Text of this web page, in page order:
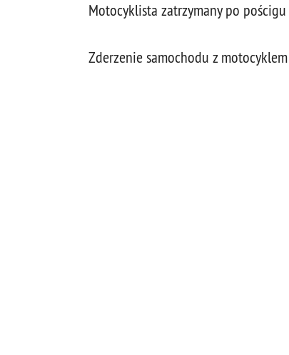
Motocyklista zatrzymany po
Zderzenie samochodu z